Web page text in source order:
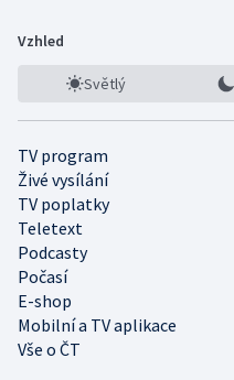
Vzhled
Světlý
TV program
Živé vysílání
TV poplatky
Teletext
Podcasty
Počasí
E-shop
Mobilní a TV aplikace
Vše o ČT